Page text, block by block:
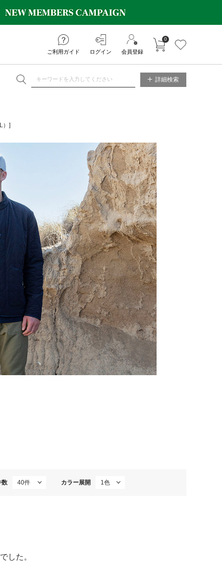
ご利用ガイド ログイン 会員登録
カートに入れる
0
詳細検索
）]
数 カラー展開
した。